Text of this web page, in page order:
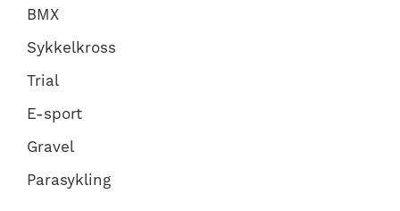
BMX
Sykkelkross
Trial
E-sport
Gravel
Parasykling